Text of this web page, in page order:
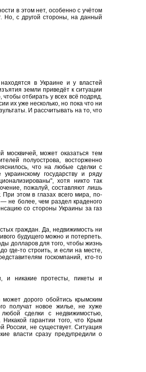
в этом нет, особенно с учётом
Но, с другой стороны, на данный
в Украине и у властей
земли приведёт к ситуации
отбирать у всех всё подряд.
их уже несколько, но пока что ни
И рассчитывать на то, что
москвичей, может оказаться тем
полуострова, восторженно
что на любые сделки с
государству и ряду
хотя никто так
пожалуй, составляют лишь
этом в глазах всего мира, по-
не более, чем раздел краденого
со стороны Украины за газ
граждан. Да, недвижимость ни
будущего можно и потерпеть.
долларов для того, чтобы жизнь
где-то строить, и если на месте,
госкомпаний, кто-то
и никакие протесты, пикеты и
может дорого обойтись крымским
получат новое жилье, не хуже
любой сделки с недвижимостью,
гарантии того, что Крым
России, не существует. Ситуация
власти сразу предупредили о